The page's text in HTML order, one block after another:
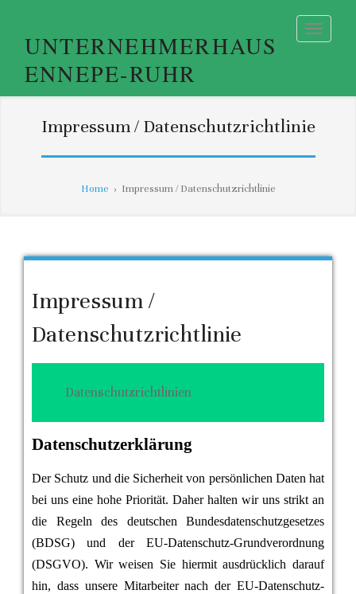
UNTERNEHMERHAUS
ENNEPE-RUHR
Impressum / Datenschutzrichtlinie
Home › Impressum / Datenschutzrichtlinie
Impressum /
Datenschutzrichtlinie
Datenschutzrichtlinien
Datenschutzerklärung
Der Schutz und die Sicherheit von persönlichen Daten hat
bei uns eine hohe Priorität. Daher halten wir uns strikt an
die Regeln des deutschen Bundesdatenschutzgesetzes
(BDSG) und der EU-Datenschutz-Grundverordnung
(DSGVO). Wir weisen Sie hiermit ausdrücklich darauf
hin, dass unsere Mitarbeiter nach der EU-Datenschutz-